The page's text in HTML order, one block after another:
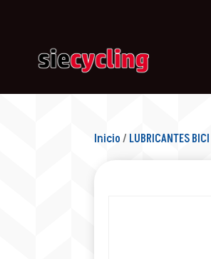
Inicio/ LUBRICANTES BICI